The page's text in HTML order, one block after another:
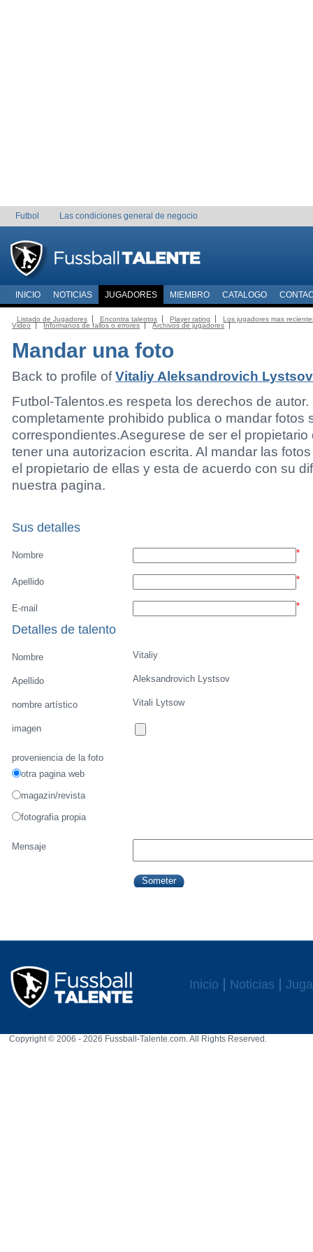
Futbol Las condiciones general de negocio
INICIO NOTICIAS JUGADORES MIEMBRO CATALOGO
Listado de Jugadores Encontra talentos Player rating
Los jugadores mas
Video
Informanos de fallos o errores Archivos de jugadores
Mandar una foto
Back to profile ofVitaliy Aleksandrovich Lystsov
Futbol-Talentos.es respeta los derechos de autor.
completamente prohibido publica o mandar fotos
correspondientes.Asegurese de ser el propietario
tener una autorizacion escrita. Al mandar las
el propietario de ellas y esta de acuerdo con su
nuestra pagina.
Sus detalles
Nombre *
Apellido *
E-mail *
Detalles de talento
Nombre Vitaliy
Apellido Aleksandrovich Lystsov
nombre artístico Vitali Lytsow
imagen
proveniencia de la foto
otra pagina web
magazin/revista
fotografia propia
Mensaje
Inicio Noticias
Copyright © 2006 - 2026 Fussball-Talente.com. All Rights Reserved.